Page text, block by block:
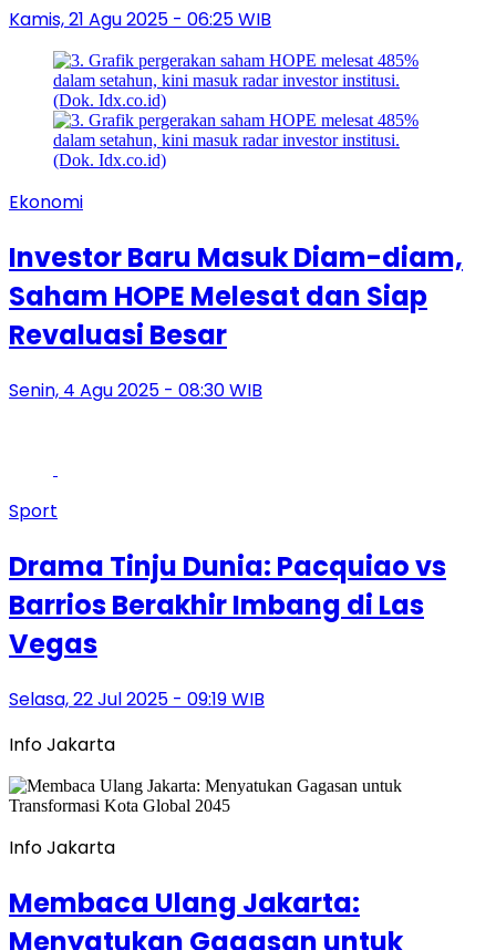
Kamis, 21 Agu 2025 - 06:25 WIB
Ekonomi
Investor Baru Masuk Diam-diam,
Saham HOPE Melesat dan Siap
Revaluasi Besar
Senin, 4 Agu 2025 - 08:30 WIB
Sport
Drama Tinju Dunia: Pacquiao vs
Barrios Berakhir Imbang di Las
Vegas
Selasa, 22 Jul 2025 - 09:19 WIB
Info Jakarta
Info Jakarta
Membaca Ulang Jakarta:
Menyatukan Gagasan untuk